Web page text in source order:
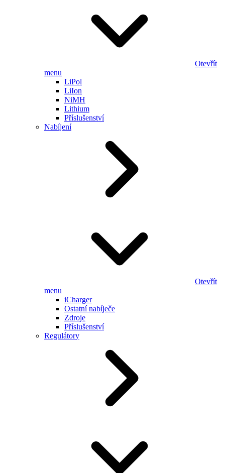
Otevřít
menu
LiPol
LiIon
NiMH
Lithium
Příslušenství
Nabíjení
Otevřít
menu
iCharger
Ostatní nabíječe
Zdroje
Příslušenství
Regulátory